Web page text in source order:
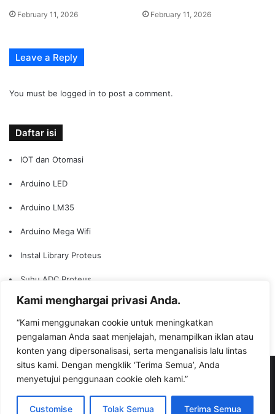
Kami menghargai privasi Anda.
“Kami menggunakan cookie untuk meningkatkan
pengalaman Anda saat menjelajah, menampilkan iklan atau
konten yang dipersonalisasi, serta menganalisis lalu lintas
situs kami. Dengan mengklik ‘Terima Semua’, Anda
menyetujui penggunaan cookie oleh kami.”
Customise Tolak Semua Terima Semua
February 11, 2026 February 11, 2026
Leave a Reply
You must be logged in to post a comment.
Daftar isi
IOT dan Otomasi
Arduino LED
Arduino LM35
Arduino Mega Wifi
Instal Library Proteus
Suhu ADC Proteus
Arduino Timer Interupt
Arduino Web Server
© Copyright 2026, All Rights Reserved |
Facebook
YouTubeInstagram
TikTokWhatsApp